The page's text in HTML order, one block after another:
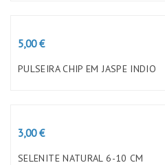
Preço
5,00 €
PULSEIRA CHIP EM JASPE INDIO
Preço
3,00 €
SELENITE NATURAL 6-10 CM